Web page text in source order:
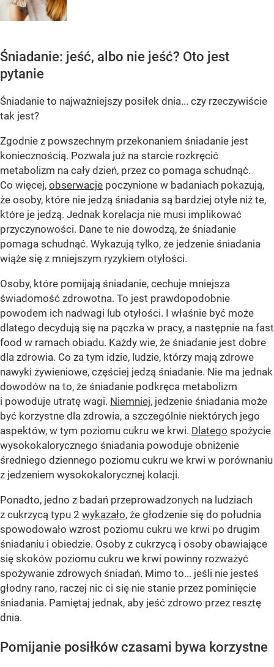
Śniadanie: jeść, albo nie jeść? Oto jest
pytanie
Śniadanie to najważniejszy posiłek dnia... czy rzeczywiście
tak jest?
Zgodnie z powszechnym przekonaniem śniadanie jest
koniecznością. Pozwala już na starcie rozkręcić
metabolizm na cały dzień, przez co pomaga schudnąć.
Co więcej, obserwacje poczynione w badaniach pokazują,
że osoby, które nie jedzą śniadania są bardziej otyłe niż te,
które je jedzą. Jednak korelacja nie musi implikować
przyczynowości. Dane te nie dowodzą, że śniadanie
pomaga schudnąć. Wykazują tylko, że jedzenie śniadania
wiąże się z mniejszym ryzykiem otyłości.
Osoby, które pomijają śniadanie, cechuje mniejsza
świadomość zdrowotna. To jest prawdopodobnie
powodem ich nadwagi lub otyłości. I właśnie być może
dlatego decydują się na pączka w pracy, a następnie na fast
food w ramach obiadu. Każdy wie, że śniadanie jest dobre
dla zdrowia. Co za tym idzie, ludzie, którzy mają zdrowe
nawyki żywieniowe, częściej jedzą śniadanie. Nie ma jednak
dowodów na to, że śniadanie podkręca metabolizm
i powoduje utratę wagi. Niemniej, jedzenie śniadania może
być korzystne dla zdrowia, a szczególnie niektórych jego
aspektów, w tym poziomu cukru we krwi. Dlatego spożycie
wysokokalorycznego śniadania powoduje obniżenie
średniego dziennego poziomu cukru we krwi w porównaniu
z jedzeniem wysokokalorycznej kolacji.
Ponadto, jedno z badań przeprowadzonych na ludziach
z cukrzycą typu 2 wykazało, że głodzenie się do południa
spowodowało wzrost poziomu cukru we krwi po drugim
śniadaniu i obiedzie. Osoby z cukrzycą i osoby obawiające
się skoków poziomu cukru we krwi powinny rozważyć
spożywanie zdrowych śniadań. Mimo to... jeśli nie jesteś
głodny rano, raczej nic ci się nie stanie przez pominięcie
śniadania. Pamiętaj jednak, aby jeść zdrowo przez resztę
dnia.
Pomijanie posiłków czasami bywa korzystne